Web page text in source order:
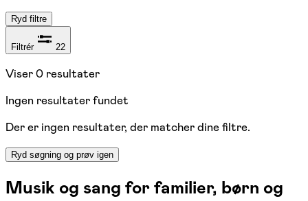
Ryd filtre
Filtrér 22
Viser0 resultater
Ingen resultater fundet
Der er ingen resultater, der matcher dine filtre.
Ryd søgning og prøv igen
Musik og sang for familier, børn og